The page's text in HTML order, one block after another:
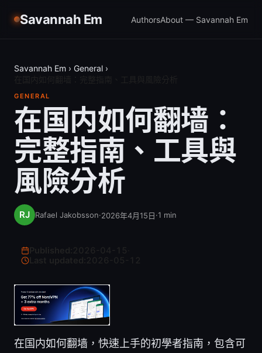
Savannah Em AuthorsAbout — Savannah Em
Savannah Em › General ›
GENERAL
在国内如何翻墙：
完整指南、工具與
風險分析
Rafael Jakobsson·2026年4月15日·1 min
Last updated:
在国内如何翻墙，快速上手的初學者指南，包含可